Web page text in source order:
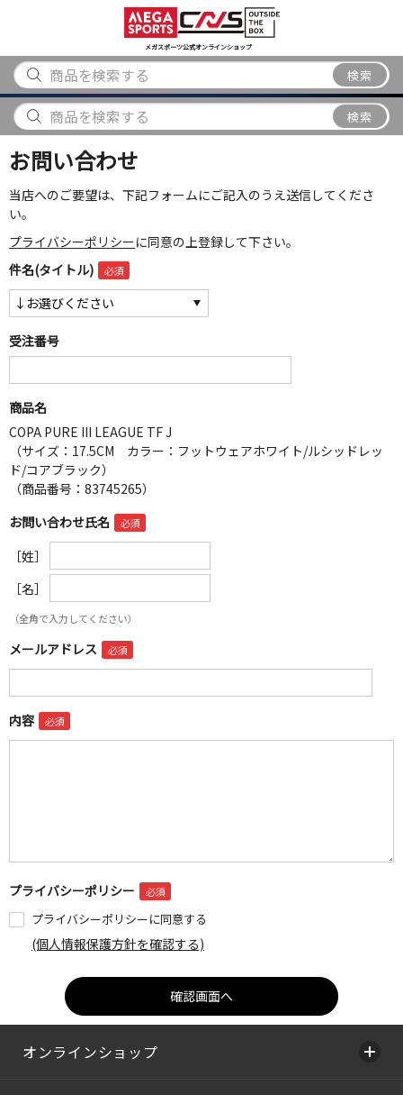
メガスポーツ公式オンラインショップ
検索
アウトドア
から探す
ブランド
から探す
検索
お問い合わせ
当店へのご要望は、下記フォームにご記入のうえ送信してくださ
い。
プライバシーポリシーに同意の上登録して下さい。
件名(タイトル)
受注番号
商品名
COPA PURE III LEAGUE TF J
（サイズ：17.5CM カラー：フットウェアホワイト/ルシッドレッ
ド/コアブラック）
（商品番号：83745265）
お問い合わせ氏名
［姓］
［名］
（全角で入力してください）
メールアドレス
内容
プライバシーポリシー
プライバシーポリシーに同意する
(個人情報保護方針を確認する)
オンラインショップ